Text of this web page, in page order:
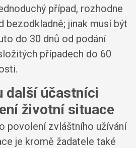
případ, rozhodne
bezodkladně; jinak musí být
do 30 dnů od podání
případech do 60
další účastníci
životní situace
povolení zvláštního užívání
je kromě žadatele také